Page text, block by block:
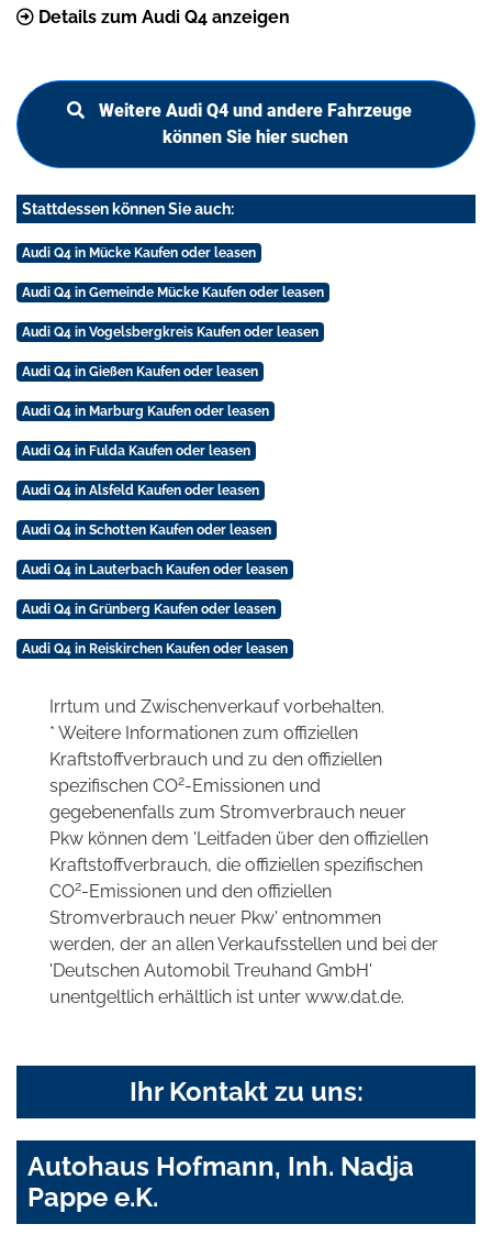
Details zum Audi Q4 anzeigen
Weitere Audi Q4 und andere Fahrzeuge
können Sie hier suchen
Stattdessen können Sie auch:
Audi Q4 in Mücke Kaufen oder leasen
Audi Q4 in Gemeinde Mücke Kaufen oder leasen
Audi Q4 in Vogelsbergkreis Kaufen oder leasen
Audi Q4 in Gießen Kaufen oder leasen
Audi Q4 in Marburg Kaufen oder leasen
Audi Q4 in Fulda Kaufen oder leasen
Audi Q4 in Alsfeld Kaufen oder leasen
Audi Q4 in Schotten Kaufen oder leasen
Audi Q4 in Lauterbach Kaufen oder leasen
Audi Q4 in Grünberg Kaufen oder leasen
Audi Q4 in Reiskirchen Kaufen oder leasen
Irrtum und Zwischenverkauf vorbehalten.
* Weitere Informationen zum offiziellen
Kraftstoffverbrauch und zu den offiziellen
spezifischen CO2-Emissionen und
gegebenenfalls zum Stromverbrauch neuer
Pkw können dem 'Leitfaden über den offiziellen
Kraftstoffverbrauch, die offiziellen spezifischen
CO2-Emissionen und den offiziellen
Stromverbrauch neuer Pkw' entnommen
werden, der an allen Verkaufsstellen und bei der
'Deutschen Automobil Treuhand GmbH'
unentgeltlich erhältlich ist unter www.dat.de.
Ihr Kontakt zu uns:
Autohaus Hofmann, Inh. Nadja
Pappe e.K.